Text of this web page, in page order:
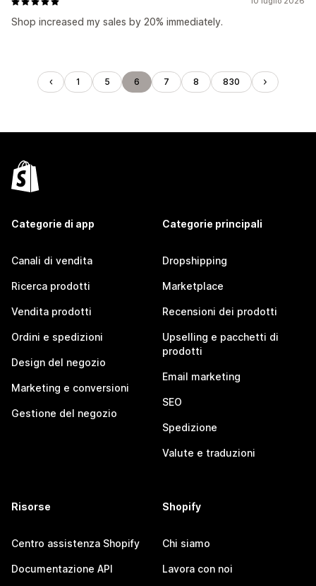
Shop increased my sales by 20% immediately.
1 5 6 7 8 830
Categorie di app
Canali di vendita
Ricerca prodotti
Vendita prodotti
Ordini e spedizioni
Design del negozio
Marketing e conversioni
Gestione del negozio
Categorie principali
Dropshipping
Marketplace
Recensioni dei prodotti
Upselling e pacchetti di
prodotti
Email marketing
SEO
Spedizione
Valute e traduzioni
Risorse
Centro assistenza Shopify
Documentazione API
Shopify
Chi siamo
Lavora con noi